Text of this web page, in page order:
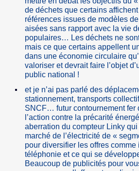
de déchets que certains
références issues de modèles
aisées sans rapport avec la vie
populaires… Les déchets ne
mais ce que certains appellent
dans une économie circulaire
valoriser et devrait faire l’objet
public national !
et je n’ai pas parlé des
stationnement, transports
SNCF… futur contournement fer
l’action contre la précarité
aberration du compteur Linky
marché de l’électricité de «
pour diversifier les offres comme
téléphonie et ce qui se
Beaucoup de publicités pour